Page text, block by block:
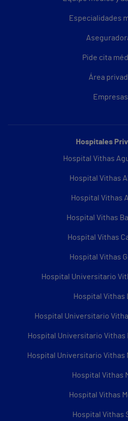
Especialidades
Pide cita
Área
Empresas
Hospitales
Hospital Vithas
Hospital Vithas
Hospital Vithas
Hospital Vithas
Hospital Vithas
Hospital Vithas
Hospital Universitario
Hospital Vithas
Hospital Universitario
Hospital Universitario Vithas
Hospital Universitario Vithas
Hospital Vithas
Hospital Vithas
Hospital Vithas